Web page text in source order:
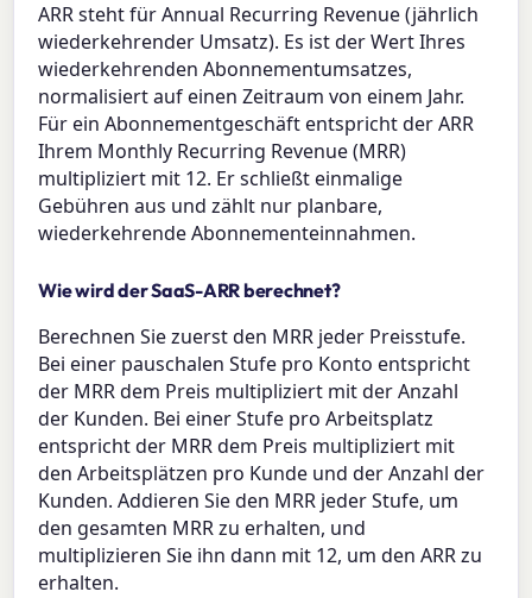
ARR steht für Annual Recurring Revenue (jährlich
wiederkehrender Umsatz). Es ist der Wert Ihres
wiederkehrenden Abonnementumsatzes,
normalisiert auf einen Zeitraum von einem Jahr.
Für ein Abonnementgeschäft entspricht der ARR
Ihrem Monthly Recurring Revenue (MRR)
multipliziert mit 12. Er schließt einmalige
Gebühren aus und zählt nur planbare,
wiederkehrende Abonnementeinnahmen.
Wie wird der SaaS-ARR berechnet?
Berechnen Sie zuerst den MRR jeder Preisstufe.
Bei einer pauschalen Stufe pro Konto entspricht
der MRR dem Preis multipliziert mit der Anzahl
der Kunden. Bei einer Stufe pro Arbeitsplatz
entspricht der MRR dem Preis multipliziert mit
den Arbeitsplätzen pro Kunde und der Anzahl der
Kunden. Addieren Sie den MRR jeder Stufe, um
den gesamten MRR zu erhalten, und
multiplizieren Sie ihn dann mit 12, um den ARR zu
erhalten.